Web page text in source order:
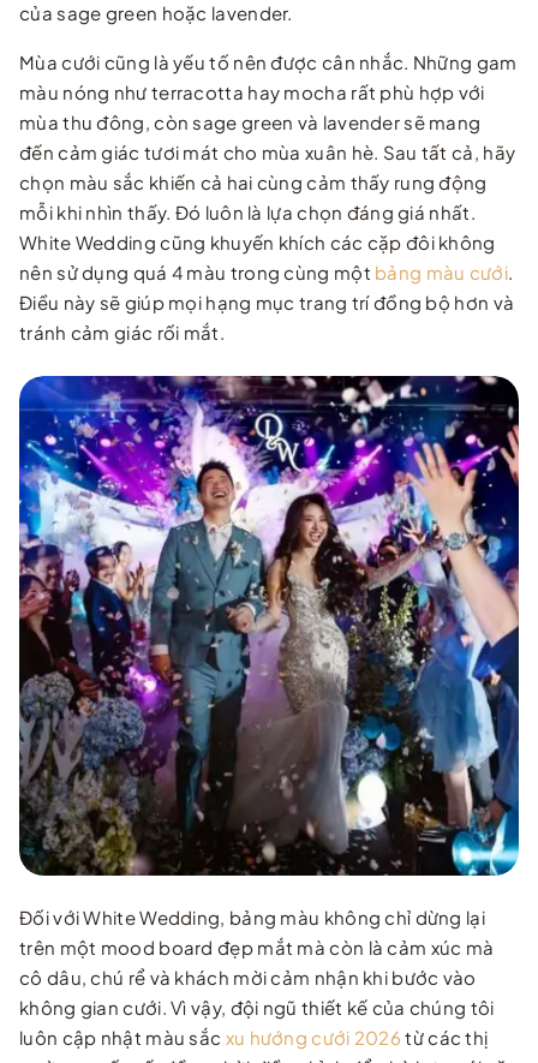
của sage green hoặc lavender.
Mùa cưới cũng là yếu tố nên được cân nhắc. Những gam
màu nóng như terracotta hay mocha rất phù hợp với
mùa thu đông, còn sage green và lavender sẽ mang
đến cảm giác tươi mát cho mùa xuân hè. Sau tất cả, hãy
chọn màu sắc khiến cả hai cùng cảm thấy rung động
mỗi khi nhìn thấy. Đó luôn là lựa chọn đáng giá nhất.
White Wedding cũng khuyến khích các cặp đôi không
nên sử dụng quá 4 màu trong cùng một bảng màu cưới.
Điều này sẽ giúp mọi hạng mục trang trí đồng bộ hơn và
tránh cảm giác rối mắt.
Đối với White Wedding, bảng màu không chỉ dừng lại
trên một mood board đẹp mắt mà còn là cảm xúc mà
cô dâu, chú rể và khách mời cảm nhận khi bước vào
không gian cưới. Vì vậy, đội ngũ thiết kế của chúng tôi
luôn cập nhật màu sắc xu hướng cưới 2026 từ các thị